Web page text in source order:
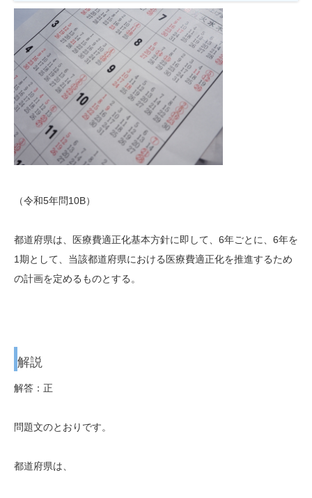
（令和5年問10B）
都道府県は、医療費適正化基本方針に即して、6年ごとに、6年を
1期として、当該都道府県における医療費適正化を推進するため
の計画を定めるものとする。
解説
解答：正
問題文のとおりです。
都道府県は、